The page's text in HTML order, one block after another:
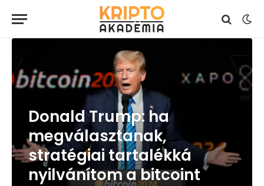
Donald Trump: ha
megválasztanak,
stratégiai tartalékká
nyilvánítom a bitcoint